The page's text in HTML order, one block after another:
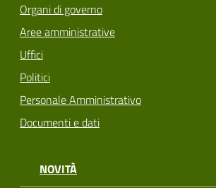
Organi di governo
Aree amministrative
Uffici
Politici
Personale Amministrativo
Documenti e dati
NOVITÀ